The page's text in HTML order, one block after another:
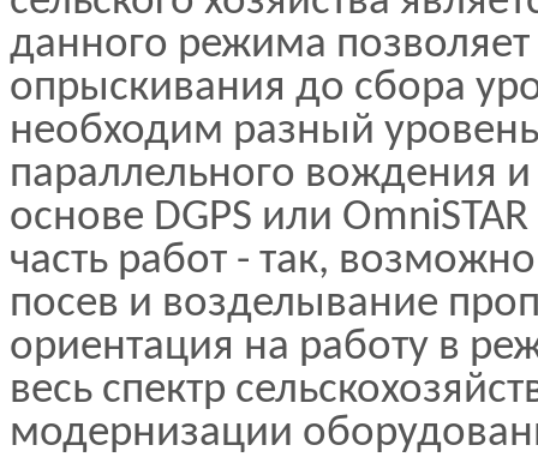
данного режима позволяет
опрыскивания до сбора
необходим разный
параллельного вождения
основе DGPS или
часть работ - так,
посев и возделывание
ориентация на работу в
весь спектр
модернизации